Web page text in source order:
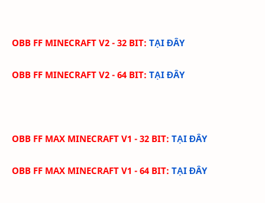
OBB FF MINECRAFT V2 - 32 BIT: TẠI ĐÂY
OBB FF MINECRAFT V2 - 64 BIT: TẠI ĐÂY
OBB FF MAX MINECRAFT V1 - 32 BIT: TẠI ĐÂY
OBB FF MAX MINECRAFT V1 - 64 BIT: TẠI ĐÂY